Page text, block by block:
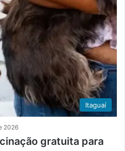
Itaguaí
2026
gratuita para